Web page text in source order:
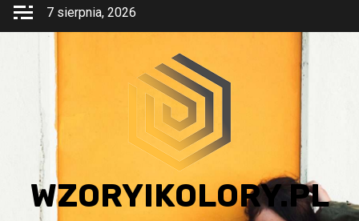
Przejdź
7 sierpnia, 2026
WZORYIKOLORY.PL